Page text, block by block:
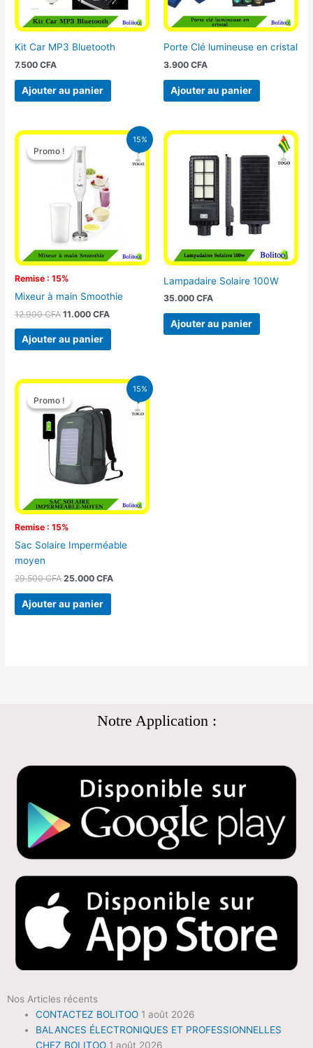
Kit Car MP3 Bluetooth
7.500CFA
Ajouter au panier
Porte Clé lumineuse en cristal
3.900 CFA
Ajouter au panier
15%
Promo !
Remise : 15%
Promo !
Mixeur à main Smoothie
12.900CFA
Le
prix
initial
était :
12.900 CFA.
11.000CFA
Le
Ajouter au panier
Lampadaire Solaire 100W
35.000 CFA
Ajouter au panier
15%
Promo !
Remise : 15%
Promo !
Sac Solaire Imperméable
moyen
29.500CFA
Le
prix
initial
était :
29.500 CFA.
25.000CFA
Le
prix
actuel
Ajouter au panier
Notre Application :
Nos Articles récents
CONTACTEZ BOLITOO 1 août 2026
BALANCES ÉLECTRONIQUES ET PROFESSIONNELLES
CHEZ BOLITOO 1 août 2026